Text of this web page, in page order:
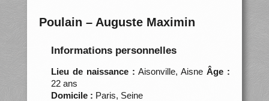
Poulain – Auguste Maximin
Informations personnelles
Lieu de naissance : Aisonville, Aisne Âge :
22 ans
Domicile : Paris, Seine